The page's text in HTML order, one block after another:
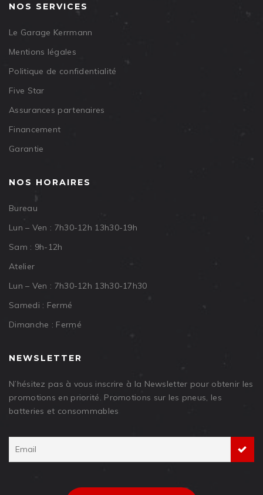
NOS SERVICES
Le Garage Kerrmann
Mentions légales
Politique de confidentialité
Five Star
Assurances partenaires
Financement
Garantie
NOS HORAIRES
Bureau
Lun – Ven : 7h30-12h 13h30-19h
Sam : 9h-12h
Atelier
Lun – Ven : 7h30-12h 13h30-17h30
Samedi : Fermé
Dimanche : Fermé
NEWSLETTER
N’hésitez pas à vous inscrire à la Newsletter pour obtenir les
promotions en priorité. Promotions sur les pneus, les
batteries et consommables